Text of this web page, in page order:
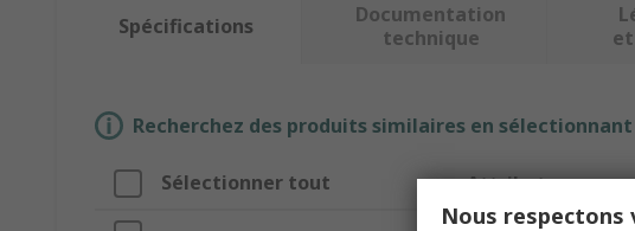
Spécifications
Documentation
technique
Recherchez des produits similaires en
Sélectionner tout Attribut
Nous respectons